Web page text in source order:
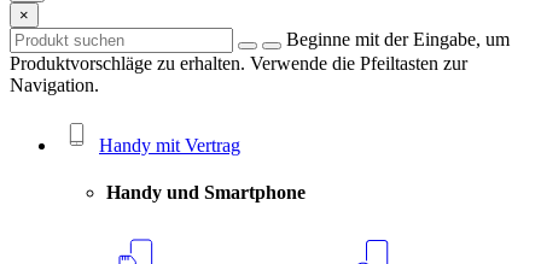
×
Beginne mit der Eingabe, um
Produktvorschläge zu erhalten. Verwende die Pfeiltasten zur
Navigation.
Handy mit Vertrag
Handy und Smartphone